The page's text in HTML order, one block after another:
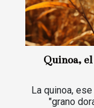
Quinoa,
La quinoa,
"grano